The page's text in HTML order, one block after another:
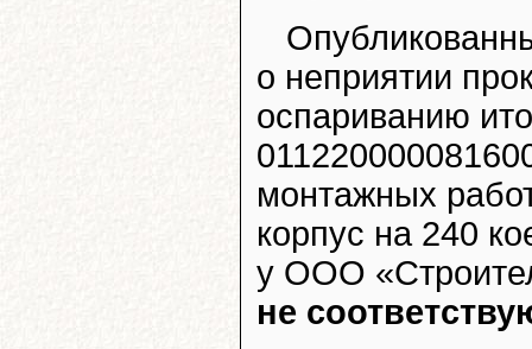
о неприятии
оспариванию
монтажных
корпус на 240
у ООО
не